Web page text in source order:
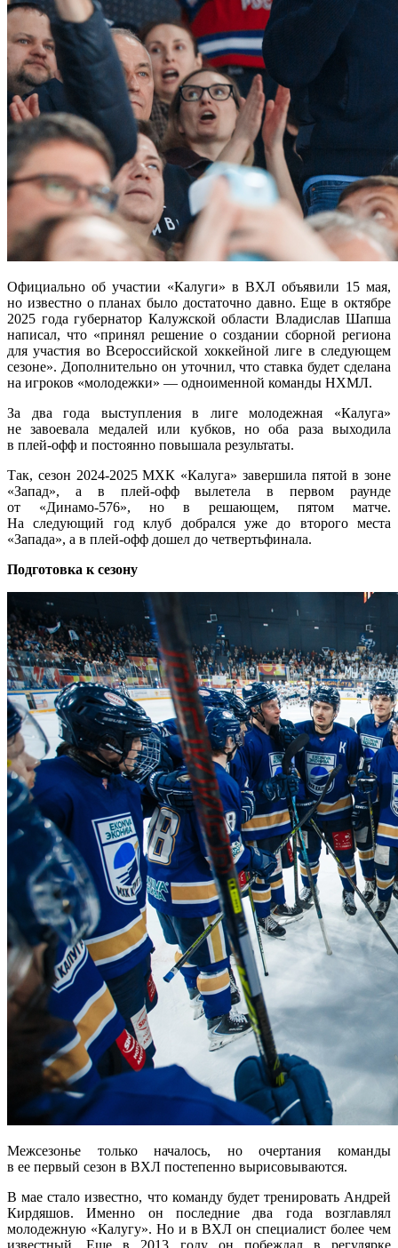
Официально об участии «Калуги» в ВХЛ объявили 15 мая,
но известно о планах было достаточно давно. Еще в октябре
2025 года губернатор Калужской области Владислав Шапша
написал, что «принял решение о создании сборной региона
для участия во Всероссийской хоккейной лиге в следующем
сезоне». Дополнительно он уточнил, что ставка будет сделана
на игроков «молодежки» — одноименной команды НХМЛ.
За два года выступления в лиге молодежная «Калуга»
не завоевала медалей или кубков, но оба раза выходила
в плей-офф и постоянно повышала результаты.
Так, сезон 2024-2025 МХК «Калуга» завершила пятой в зоне
«Запад», а в плей-офф вылетела в первом раунде
от «Динамо-576», но в решающем, пятом матче.
На следующий год клуб добрался уже до второго места
«Запада», а в плей-офф дошел до четвертьфинала.
Подготовка к сезону
Межсезонье только началось, но очертания команды
в ее первый сезон в ВХЛ постепенно вырисовываются.
В мае стало известно, что команду будет тренировать Андрей
Кирдяшов. Именно он последние два года возглавлял
молодежную «Калугу». Но и в ВХЛ он специалист более чем
известный. Еще в 2013 году он побеждал в регулярке